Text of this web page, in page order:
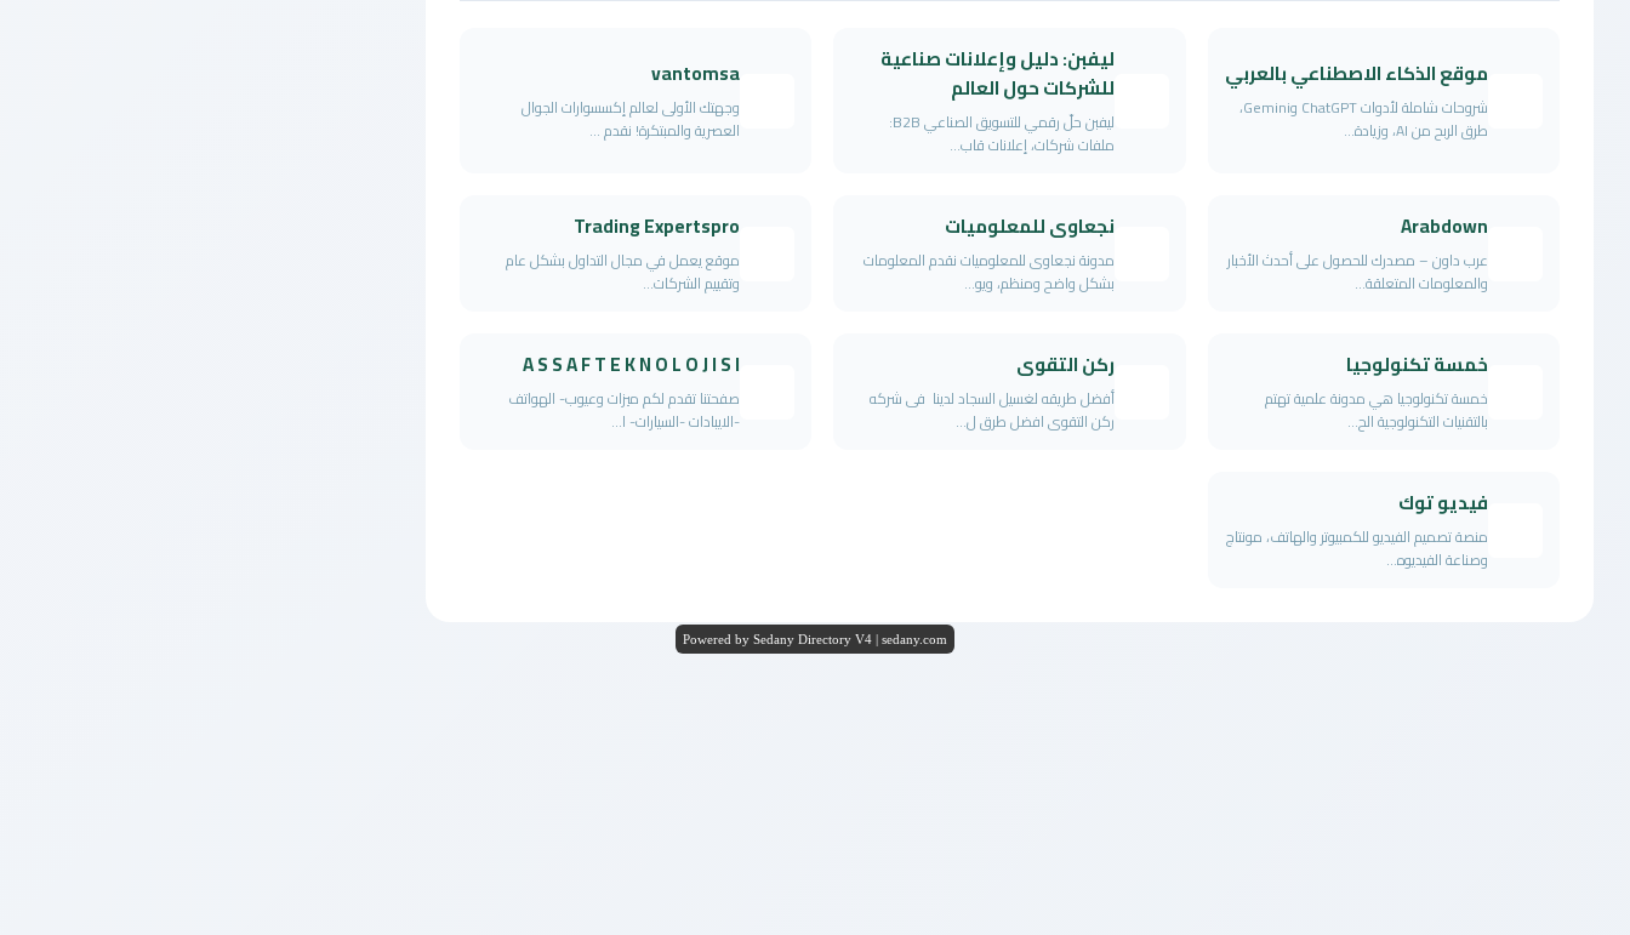
موقع الذكاء الاصطناعي بالعربي
شروحات شاملة لأدوات ChatGPT وGemini،
طرق الربح من AI، وزيادة...
ليفبن: دليل وإعلانات صناعية
للشركات حول العالم
ليفبن حلّ رقمي للتسويق الصناعي B2B:
ملفات شركات، إعلانات قاب...
vantomsa
وجهتك الأولى لعالم إكسسوارات الجوال
العصرية والمبتكرة! نقدم ...
Arabdown
عرب داون – مصدرك للحصول على أحدث الأخبار
والمعلومات المتعلقة...
نجعاوى للمعلوميات
مدونة نجعاوى للمعلوميات نقدم المعلومات
بشكل واضح ومنظم، ويو...
Trading Expertspro
موقع يعمل في مجال التداول بشكل عام
وتقييم الشركات...
خمسة تكنولوجيا
خمسة تكنولوجيا هي مدونة علمية تهتم
بالتقنيات التكنولوجية الح...
ركن التقوى
أفضل طريقه لغسيل السجاد لدينا فى شركه
ركن التقوى افضل طرق ل...
A S S A F T E K N O L O J I S I
صفحتنا تقدم لكم ميزات وعيوب- الهواتف
-الايبادات -السيارات- ا...
فيديو توك
منصة تصميم الفيديو للكمبيوتر والهاتف، مونتاج
وصناعة الفيديوه...
Powered by Sedany Directory V4 | sedany.com